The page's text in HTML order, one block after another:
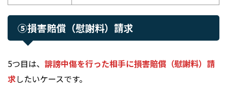
⑤損害賠償（慰謝料）請求
5つ目は、 誹謗中傷を行った相手に損害賠償（慰謝料）請
求したいケースです。